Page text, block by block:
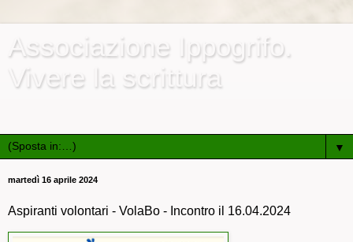
Associazione Ippogrifo.
Vivere la scrittura
▼
martedì 16 aprile 2024
Aspiranti volontari - VolaBo - Incontro il 16.04.2024